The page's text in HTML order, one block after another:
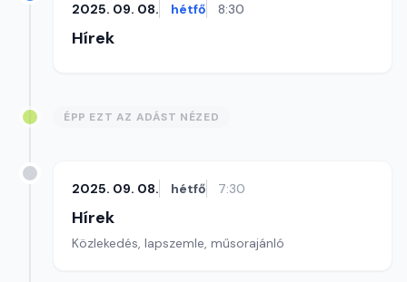
2025. 09. 08. hétfő 8:30
Hírek
ÉPP EZT AZ ADÁST NÉZED
2025. 09. 08. hétfő 7:30
Hírek
Közlekedés, lapszemle, műsorajánló